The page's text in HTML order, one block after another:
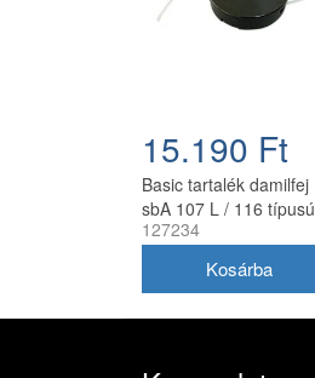
15.190 Ft
Basic tartalék damilfej
sbA 107 L / 116 típusú
benzinmotoros
127234